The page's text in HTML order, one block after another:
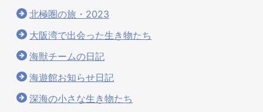
北極圏の旅・2023
大阪湾で出会った生き物たち
海獣チームの日記
海遊館お知らせ日記
深海の小さな生き物たち